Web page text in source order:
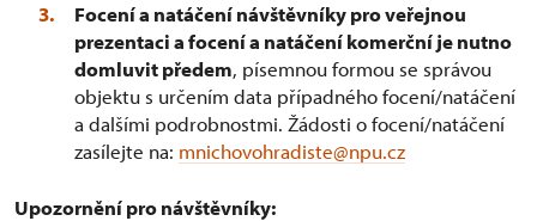
Focení a natáčení návštěvníky pro veřejnou
prezentaci a focení a natáčení komerční je nutno
domluvit předem, písemnou formou se správou
objektu s určením data případného focení/natáčení
a dalšími podrobnostmi. Žádosti o focení/natáčení
zasílejte na: mnichovohradiste@npu.cz
Upozornění pro návštěvníky: